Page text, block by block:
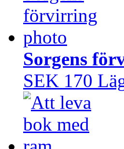
Sorgens
SEK 170